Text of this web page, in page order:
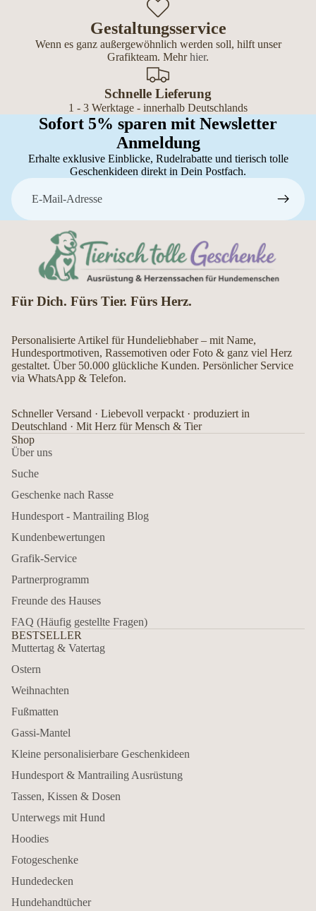
Gestaltungsservice
Wenn es ganz außergewöhnlich werden soll, hilft unser
Grafikteam. Mehrhier.
Schnelle Lieferung
1 - 3 Werktage - innerhalb Deutschlands
Sofort 5% sparen mit Newsletter
Anmeldung
Erhalte exklusive Einblicke, Rudelrabatte und tierisch tolle
Geschenkideen direkt in Dein Postfach.
E-Mail
Für Dich. Fürs Tier. Fürs Herz.
Personalisierte Artikel für Hundeliebhaber – mit Name,
Hundesportmotiven, Rassemotiven oder Foto & ganz viel Herz
gestaltet. Über 50.000 glückliche Kunden. Persönlicher Service
via WhatsApp & Telefon.
Schneller Versand · Liebevoll verpackt · produziert in
Deutschland · Mit Herz für Mensch & Tier
Shop
Über uns
Suche
Geschenke nach Rasse
Hundesport - Mantrailing Blog
Kundenbewertungen
Grafik-Service
Partnerprogramm
Freunde des Hauses
FAQ (Häufig gestellte Fragen)
BESTSELLER
Muttertag & Vatertag
Ostern
Weihnachten
Fußmatten
Gassi-Mantel
Kleine personalisierbare Geschenkideen
Hundesport & Mantrailing Ausrüstung
Tassen, Kissen & Dosen
Unterwegs mit Hund
Hoodies
Fotogeschenke
Hundedecken
Hundehandtücher